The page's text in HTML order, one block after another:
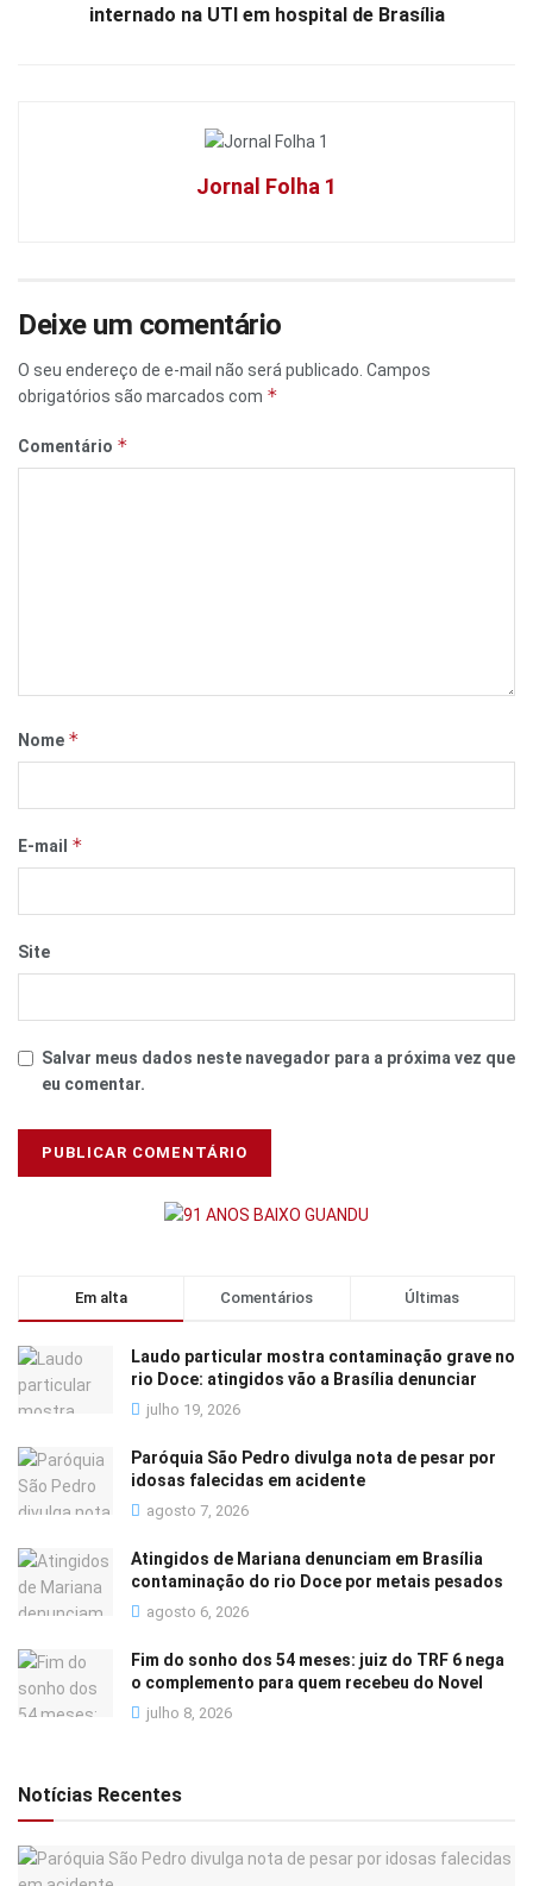
internado na UTI em hospital de Brasília
Jornal Folha 1
Deixe um comentário
O seu endereço de e-mail não será publicado. Campos
obrigatórios são marcados com *
Comentário *
Nome *
E-mail *
Site
Salvar meus dados neste navegador para a próxima vez que
eu comentar.
Em alta Comentários Últimas
Laudo particular mostra contaminação grave no
rio Doce: atingidos vão a Brasília denunciar
julho 19, 2026
Paróquia São Pedro divulga nota de pesar por
idosas falecidas em acidente
agosto 7, 2026
Atingidos de Mariana denunciam em Brasília
contaminação do rio Doce por metais pesados
agosto 6, 2026
Fim do sonho dos 54 meses: juiz do TRF 6 nega
o complemento para quem recebeu do Novel
julho 8, 2026
Notícias Recentes